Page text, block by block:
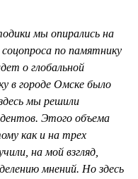
мы опирались на
по памятнику
о глобальной
в городе Омске было
мы решили
Этого объема
как и на трех
на мой взгляд,
мнений. Но здесь